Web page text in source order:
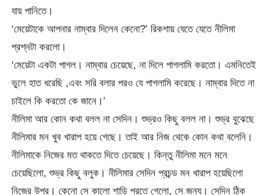
যায় পানিতে।
‘মেয়েটাকে আপনার নাম্বার দিলেন কেনো?’ রিকশায় যেতে যেতে নীলিমা
প্রশ্নটা করলো।
‘মেয়েটা একটা পাগল। নাম্বার চেয়েছে, না দিলে পাগলামি করতো। এমনিতেই
ভুলে হাত ধরেছি ,এবং সরি বলার পরও যে পাগলামি করেছে। নাম্বার দিতে না
চাইলে কি করতো কে জানে।’
নীলিমা আর কোন কথা বলল না সেদিন। শুভ্রও কিছু বলল না। শুভ্র বুঝেছে
নীলিমার মন খুব খারাপ হয়ে গেছে। তাই আর নিজ থেকে কোন কথা বলেনি।
নীলিমাকে নিজের মত থাকতে দিতে চেয়েছে। কিন্তু নীলিমা মনে মনে
চেয়েছিলো, শুভ্র কিছু বলুক। নীলিমার সেদিন প্রচন্ড মন খারাপ হয়েছিলো
নিজের উপর। কেনো সে কালো শাড়ি পরতে গেলো, সে জন্য। সেদিন ঠিক